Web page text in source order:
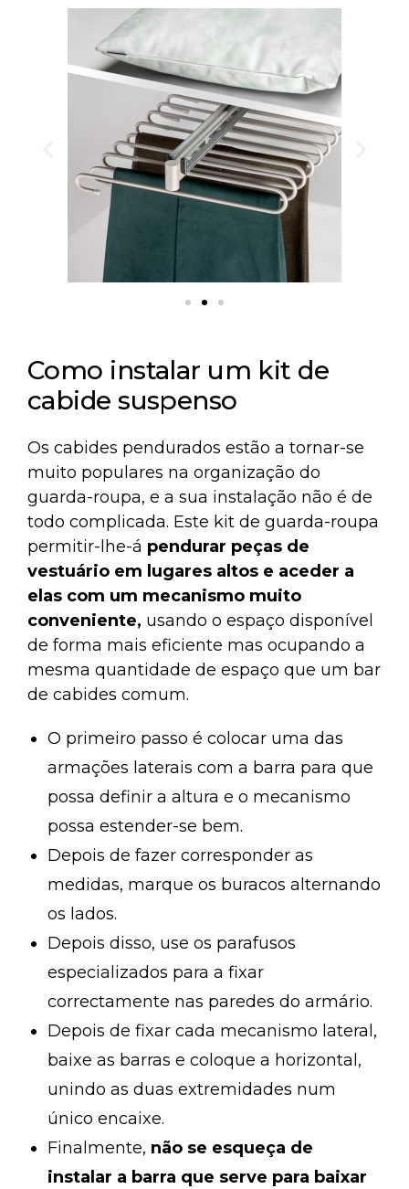
Como instalar um kit de
cabide suspenso
Os cabides pendurados estão a tornar-se
muito populares na organização do
guarda-roupa, e a sua instalação não é de
todo complicada. Este kit de guarda-roupa
permitir-lhe-á pendurar peças de
vestuário em lugares altos e aceder a
elas com um mecanismo muito
conveniente, usando o espaço disponível
de forma mais eficiente mas ocupando a
mesma quantidade de espaço que um bar
de cabides comum.
O primeiro passo é colocar uma das
armações laterais com a barra para que
possa definir a altura e o mecanismo
possa estender-se bem.
Depois de fazer corresponder as
medidas, marque os buracos alternando
os lados.
Depois disso, use os parafusos
especializados para a fixar
correctamente nas paredes do armário.
Depois de fixar cada mecanismo lateral,
baixe as barras e coloque a horizontal,
unindo as duas extremidades num
único encaixe.
Finalmente, não se esqueça de
instalar a barra que serve para baixar